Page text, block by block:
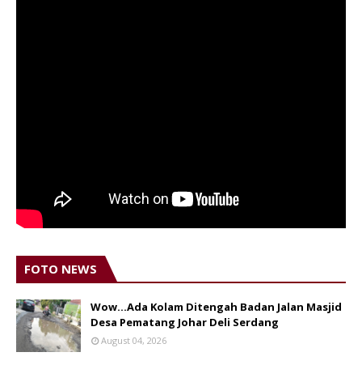
FOTO NEWS
Wow...Ada Kolam Ditengah Badan Jalan Masjid
Desa Pematang Johar Deli Serdang
August 04, 2026